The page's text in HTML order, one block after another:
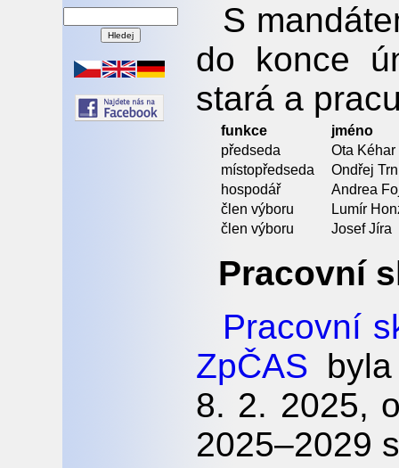
S
do konce
stará a
funkce
jméno
předseda
Ota Kéhar
místopředseda
Ondřej
hospodář
Andrea
člen výboru
Lumír
člen výboru
Josef Jíra
Pracovní
Pracovní
ZpČAS
8. 2. 2025,
2025–2029